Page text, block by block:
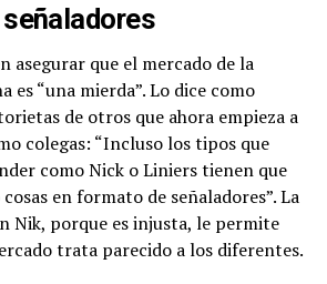
asegurar que el mercado de la
“una mierda”. Lo dice como
de otros que ahora empieza a
colegas: “Incluso los tipos que
como Nick o Liniers tienen que
en formato de señaladores”. La
Nik, porque es injusta, le permite
trata parecido a los diferentes.